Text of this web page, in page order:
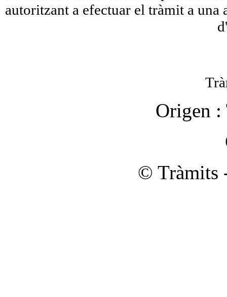
autoritzant a efectuar el tràmit a una
Origen :
© Tràmits